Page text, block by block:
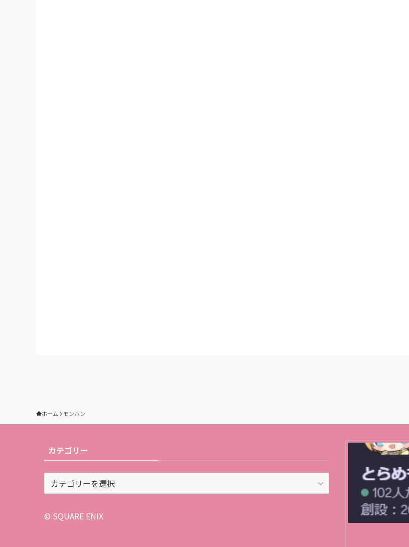
ホーム モンハン
カテゴリー
テ
リ
© SQUARE ENIX